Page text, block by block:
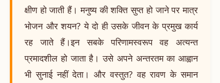
क्षीण हो जाती हैं। मनुष्य की शक्ति सुप्त हो जाने पर मात्र
भोजन और शयन? ये दो ही उसके जीवन के प्रमुख कार्य
रह जाते हैं।इन सबके परिणामस्वरूप वह अत्यन्त
प्रमादशील हो जाता है। उसे अपने अन्तरतम का आह्वान
भी सुनाई नहीं देता। और वस्तुत? वह रावण के समान